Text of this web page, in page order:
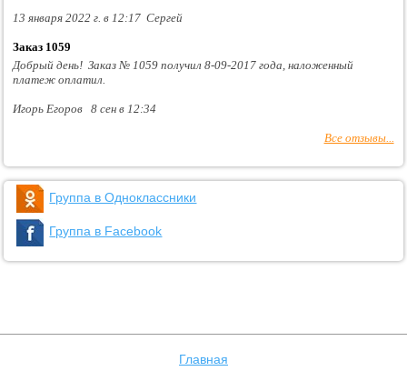
13 января 2022 г. в 12:17 Сергей
Заказ 1059
Добрый день! Заказ № 1059 получил 8-09-2017 года, наложенный
платеж оплатил.
Игорь Егоров 8 сен в 12:34
Все отзывы...
Группа в Одноклассники
Группа в Facebook
Главная